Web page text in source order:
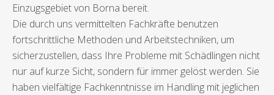
Einzugsgebiet von Borna bereit.
Die durch uns vermittelten Fachkräfte benutzen
fortschrittliche Methoden und Arbeitstechniken, um
sicherzustellen, dass Ihre Probleme mit Schädlingen nicht
nur auf kurze Sicht, sondern für immer gelöst werden. Sie
haben vielfältige Fachkenntnisse im Handling mit jeglichen